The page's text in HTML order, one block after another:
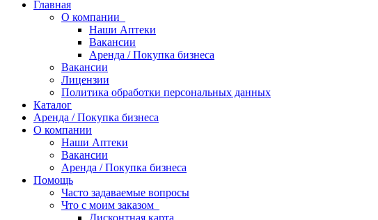
Главная
О компании
Наши Аптеки
Вакансии
Аренда / Покупка бизнеса
Вакансии
Лицензии
Политика обработки персональных данных
Каталог
Аренда / Покупка бизнеса
О компании
Наши Аптеки
Вакансии
Аренда / Покупка бизнеса
Помощь
Часто задаваемые вопросы
Что с моим заказом
Дисконтная карта